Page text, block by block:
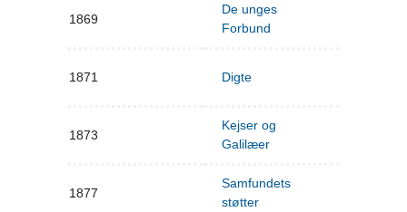
1869
De unges
Forbund
1871 Digte
1873
Kejser og
Galilæer
1877
Samfundets
støtter